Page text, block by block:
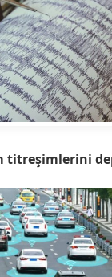
titreşimlerini